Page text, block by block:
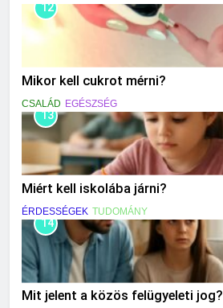
12
Mikor kell cukrot mérni?
CSALÁD EGÉSZSÉG
13
Miért kell iskolába járni?
ÉRDESSÉGEK TUDOMÁNY
14
Mit jelent a közös felügyeleti jog?